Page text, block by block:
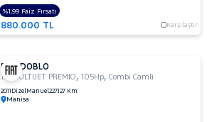
880.000 TL Karşılaştır
%1,99 Faiz Fırsatı
FIAT DOBLO
1.6 MULTIJET PREMIO,105Hp,Combi Camlı
2011 DizelManuel227.127 Km
Manisa